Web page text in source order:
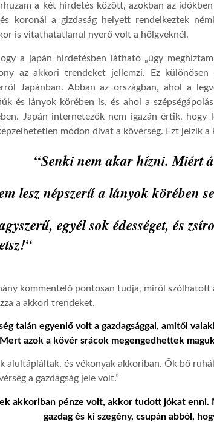
a két hirdetés között, azokban az időkbe
koronái a gizdaság helyett rendelkeztek
is vitathatatlanul nyerő volt a hölgyeknél.
a japán hirdetésben látható „úgy
az akkori trendeket jellemzi. Ez
Japánban. Abban az országban, ahol a
és lányok körében is, és ahol a
Japán internetezők nem igazán értik,
módon divat a kövérség. Ezt jelzik a
“Senki nem akar hízni. Miért
lesz népszerű a lányokkörében
szerű,egyél sok édességet,és
“
kommentelő pontosan tudja, miről szólhatott
a akkori trendeket.
talán egyenlő volt a gazdagsággal, amitől
azok a kövér srácok megengedhettek
alultápláltak, és vékonyak akkoriban. Ők bő
a gazdagság jele volt.”
akkoriban pénze volt, akkor tudott jókat enni.
gazdag és ki szegény, csupán abból,